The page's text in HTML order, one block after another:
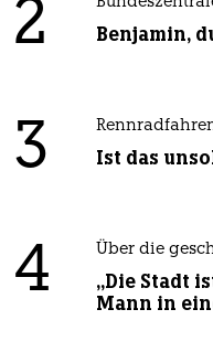
2 Benjamin,
3 Ist das
4 Über die
„Die Stadt
Mann in